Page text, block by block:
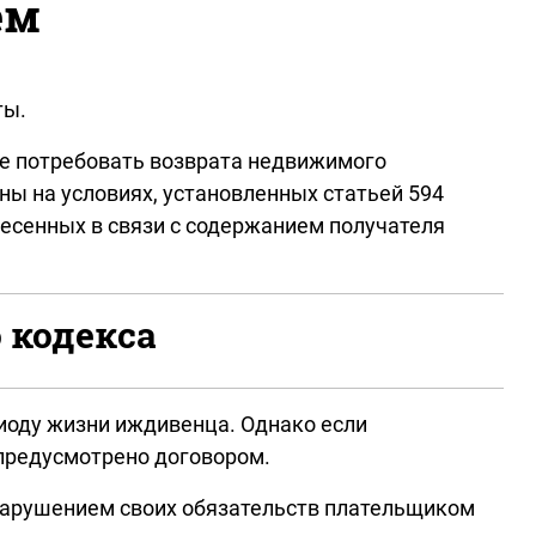
потребовать возврата недвижимого
на условиях, установленных статьей 594
в связи с содержанием получателя
жизни иждивенца. Однако если
договором.
своих обязательств плательщиком